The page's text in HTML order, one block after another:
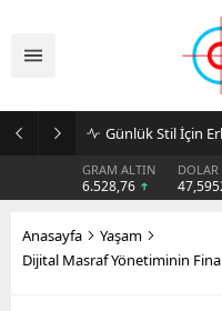
Günlük Stil İçin
GRAM ALTIN
6.528,76
DOLAR
Anasayfa
Yaşam
Dijital Masraf Yönetiminin